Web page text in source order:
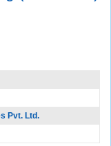
Pvt. Ltd.